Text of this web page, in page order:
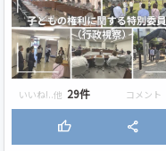
いいね!..他 29件 コメント
thumb_up share